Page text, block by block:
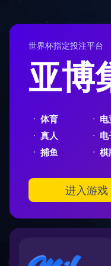
您在访问
对不起，您